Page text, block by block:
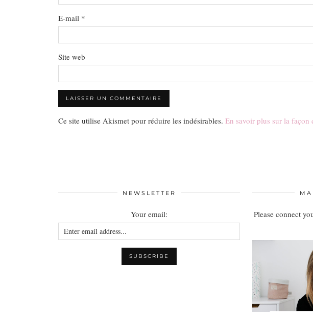
E-mail *
Site web
Ce site utilise Akismet pour réduire les indésirables. En savoir plus sur la façon
NEWSLETTER
Your email: Please connect